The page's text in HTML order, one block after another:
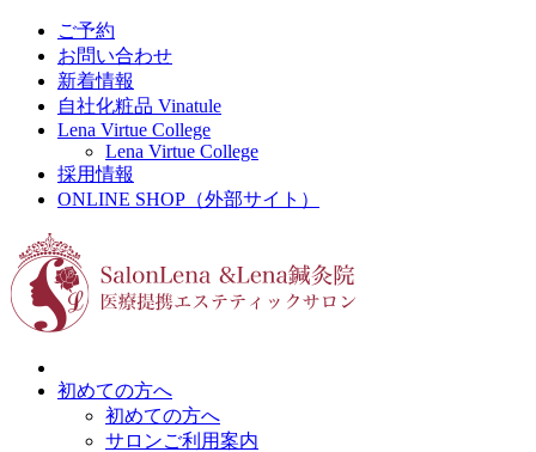
ご予約
お問い合わせ
新着情報
自社化粧品 Vinatule
Lena Virtue College
Lena Virtue College
採用情報
ONLINE SHOP（外部サイト）
初めての方へ
初めての方へ
サロンご利用案内